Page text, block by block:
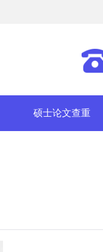
硕士论文查重